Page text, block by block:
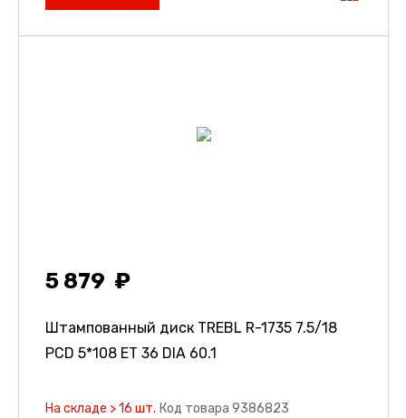
5 879
Штампованный диск TREBL R-1735 7.5/18
PCD 5*108 ET 36 DIA 60.1
На складе > 16 шт. Код товара 9386823